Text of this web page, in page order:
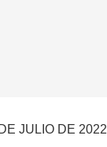
JULIO DE 2022